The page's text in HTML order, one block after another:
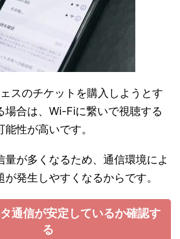
スのチケットを購入しようとす
場合は、Wi-Fiに繋いで視聴する
性が高いです。
量が多くなるため、通信環境によ
発生しやすくなるからです。
通信が安定しているか確認す
る